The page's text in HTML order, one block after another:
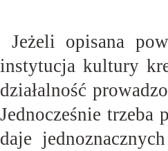
Jeżeli opisana
instytucja kultury
działalność
Jednocześnie
daje